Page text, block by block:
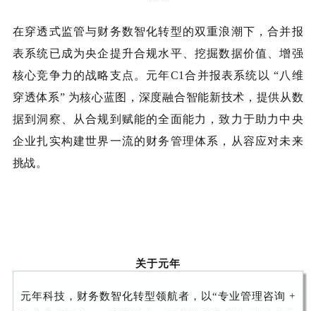
在穿透式监管与财务数智化转型的双重浪潮下，合并报
表系统已成为央企提升合规水平、挖掘数据价值、增强
核心竞争力的战略支点。元年C1合并报表系统以 “八维
穿透体系” 为核心蓝图，深度融合智能新技术，提供从数
据到洞察、从合规到赋能的全面能力，致力于助力中央
企业扎实构建世界一流的财务管理体系，从容应对未来
挑战。
关于元年
元年科技，财务数智化转型领航者，以“专业管理咨询 +